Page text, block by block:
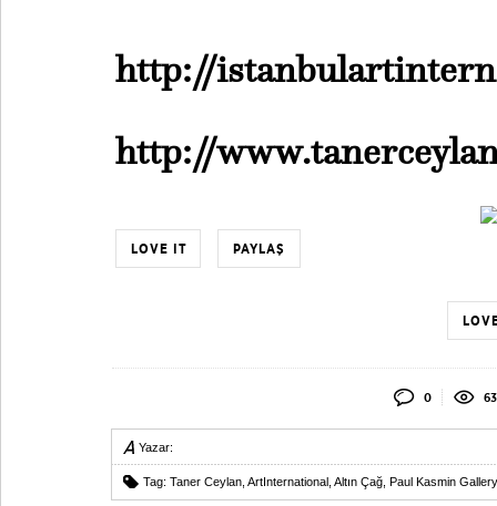
http://
http://
LOVE IT PAYLAŞ
0
Yazar:
Tag: Taner Ceylan ArtInternational Altın Çağ Paul Kasmin Gallery